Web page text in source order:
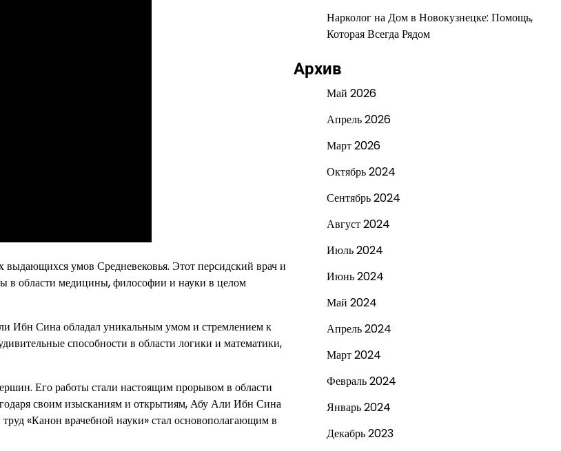
умов Средневековья. Этот персидский врач и
в области медицины, философии и науки в целом
Ибн Сина обладал уникальным умом и стремлением к
способности в области логики и математики,
Его работы стали настоящим прорывом в области
своим изысканиям и открытиям, Абу Али Ибн Сина
«Канон врачебной науки» стал основополагающим в
Нарколог на Дом в Новокузнецке: Помощь,
Которая Всегда Рядом
Архив
Май 2026
Апрель 2026
Март 2026
Октябрь 2024
Сентябрь 2024
Август 2024
Июль 2024
Июнь 2024
Май 2024
Апрель 2024
Март 2024
Февраль 2024
Январь 2024
Декабрь 2023